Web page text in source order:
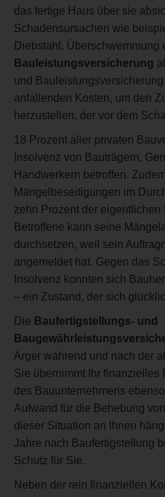
das fertige Haus über sie
Schadensursachen wie
Diebstahl, Überschwemmung
Bauleistungsversicherung
und
anfallenden Kosten, um den
herzustellen, der vor dem
18 Prozent aller privaten
Insolvenz von Bauträgern,
Handwerkern betroffen.
Mängelbeseitigungen im
zehn Prozent der eigentlichen
Betroffene kann seine
durchsetzen, weil sein
angemeldet hat. Gegen das
Insolvenz konnten sich
– ein Zustand, der sich
Die Baufertigstellungs- und
Ärger während und nach der
Sie übernimmt Ihr finanzielles
des Bauunternehmens
Aufwand für die Behebung
dieser Situation an Ihnen
Jahre nach Baufertigstellung
Schutz für Sie.
Neben der rein finanziellen